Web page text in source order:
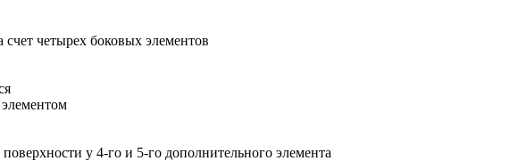
четырех боковых элементов
у 4-го и 5-го дополнительного элемента